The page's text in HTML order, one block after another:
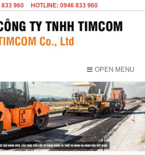
960 HOTLINE: 0946 833 960
OPEN MENU